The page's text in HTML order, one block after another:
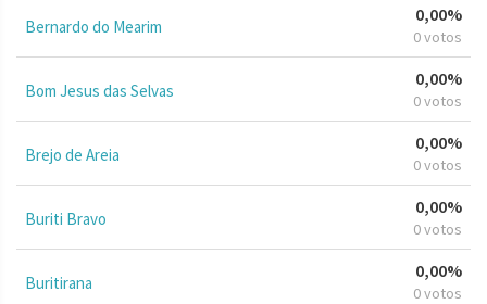
Bernardo do Mearim
0,00%
0 votos
Bom Jesus das Selvas
0,00%
0 votos
Brejo de Areia
0,00%
0 votos
Buriti Bravo
0,00%
0 votos
Buritirana
0,00%
0 votos